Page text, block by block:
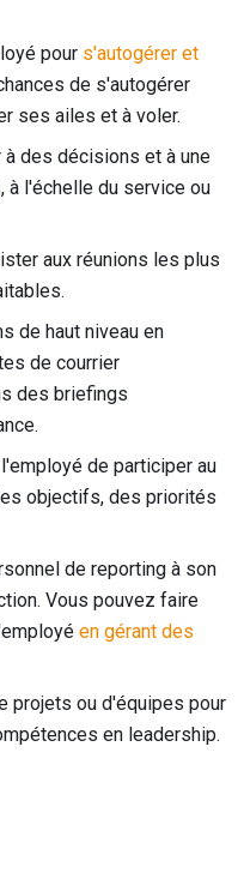
pour s'autogérer et
de s'autogérer
ses ailes et à voler.
des décisions et à une
à l'échelle du service ou
aux réunions les plus
de haut niveau en
de courrier
des briefings
de participer au
objectifs, des priorités
de reporting à son
Vous pouvez faire
en gérant des
projets ou d'équipes pour
en leadership.